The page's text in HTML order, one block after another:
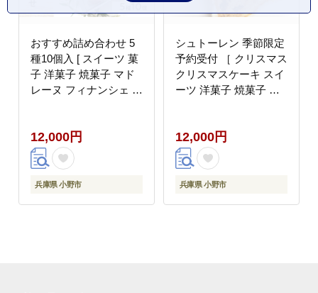
おすすめ詰め合わせ 5
種10個入 [ スイーツ 菓
子 洋菓子 焼菓子 マド
レーヌ フィナンシェ ク
12,000円
兵庫県 小野市
シュトーレン 季節限定
予約受付 ［ クリスマス
クリスマスケーキ スイ
ーツ 洋菓子 焼菓子 ケ
12,000円
兵庫県 小野市